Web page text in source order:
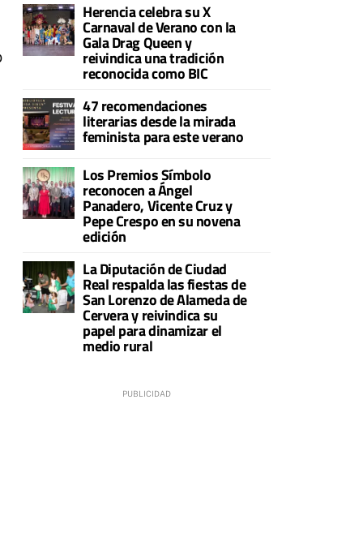
Herencia celebra su X
Carnaval de Verano con la
Gala Drag Queen y
reivindica una tradición
reconocida como BIC
47 recomendaciones
literarias desde la mirada
feminista para este verano
Los Premios Símbolo
reconocen a Ángel
Panadero, Vicente Cruz y
Pepe Crespo en su novena
edición
La Diputación de Ciudad
Real respalda las fiestas de
San Lorenzo de Alameda de
Cervera y reivindica su
papel para dinamizar el
medio rural